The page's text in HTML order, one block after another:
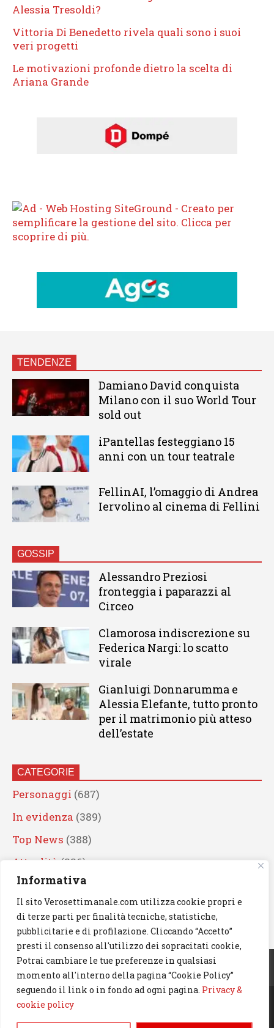
Informativa
Il sito Verosettimanale.com utilizza cookie propri e
di terze parti per finalità tecniche, statistiche,
pubblicitarie e di profilazione. Cliccando “Accetto”
presti il consenso all'utilizzo dei sopracitati cookie,
Potrai cambiare le tue preferenze in qualsiasi
momento all'interno della pagina “Cookie Policy”
seguendo il link o in fondo ad ogni pagina. Privacy &
cookie policy
Alessia Tresoldi?
Vittoria Di Benedetto rivela quali sono i suoi
veri progetti
Le motivazioni profonde dietro la scelta di
Ariana Grande
TENDENZE
Damiano David conquista
Milano con il suo World Tour
sold out
iPantellas festeggiano 15
anni con un tour teatrale
FellinAI, l’omaggio di Andrea
Iervolino al cinema di Fellini
GOSSIP
Alessandro Preziosi
fronteggia i paparazzi al
Circeo
Clamorosa indiscrezione su
Federica Nargi: lo scatto
virale
Gianluigi Donnarumma e
Alessia Elefante, tutto pronto
per il matrimonio più atteso
dell’estate
CATEGORIE
Personaggi (687)
In evidenza (389)
Top News (388)
Attualità (336)
Eventi(330)
Artisti (241)
News(238)
Cerca
© 2023 Verosettimanale.com. All rights reserved.